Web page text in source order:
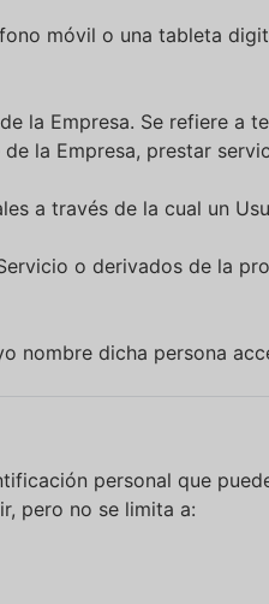
móvil o una tableta
la Empresa. Se refiere a
la Empresa, prestar
a través de la cual un
o derivados de la
nombre dicha persona
personal que
pero no se limita a: